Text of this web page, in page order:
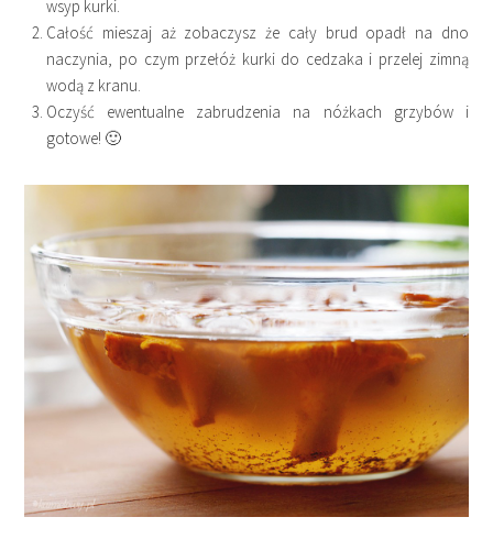
wsyp kurki.
Całość mieszaj aż zobaczysz że cały brud opadł na dno
naczynia, po czym przełóż kurki do cedzaka i przelej zimną
wodą z kranu.
Oczyść ewentualne zabrudzenia na nóżkach grzybów i
gotowe! 🙂